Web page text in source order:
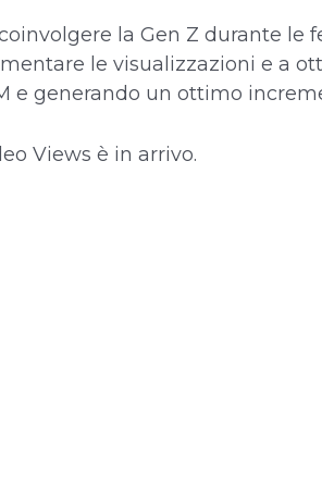
la Gen Z durante le
le visualizzazioni e a
e generando un ottimo
Views è in arrivo.